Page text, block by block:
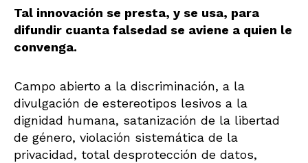
Tal innovación se presta, y se usa, para
difundir cuanta falsedad se aviene a quien le
convenga.
Campo abierto a la discriminación, a la
divulgación de estereotipos lesivos a la
dignidad humana, satanización de la libertad
de género, violación sistemática de la
privacidad, total desprotección de datos,